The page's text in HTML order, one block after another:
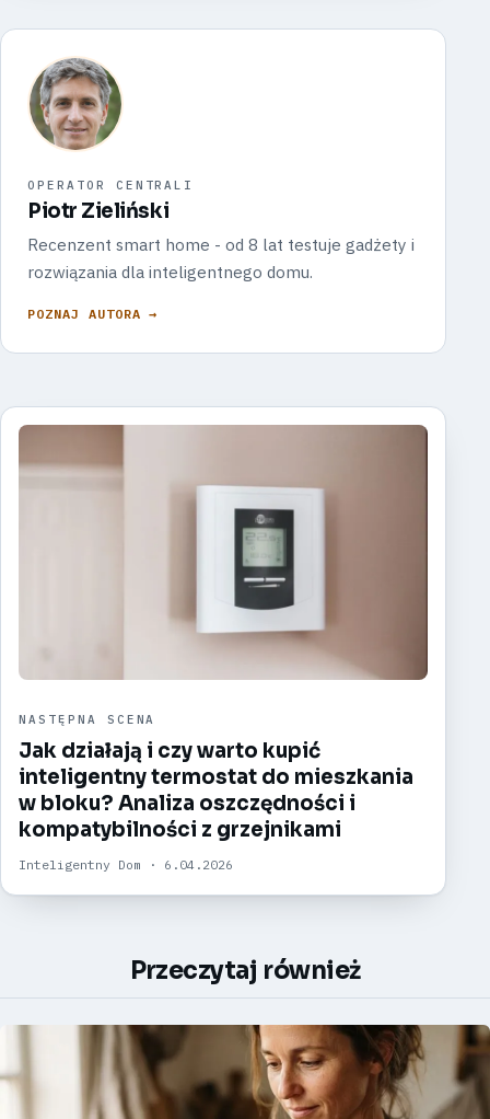
OPERATOR CENTRALI
Piotr Zieliński
Recenzent smart home - od 8 lat testuje gadżety i
rozwiązania dla inteligentnego domu.
POZNAJ AUTORA →
NASTĘPNA SCENA
Jak działają i czy warto kupić
inteligentny termostat do mieszkania
w bloku? Analiza oszczędności i
kompatybilności z grzejnikami
Inteligentny Dom · 6.04.2026
Przeczytaj również